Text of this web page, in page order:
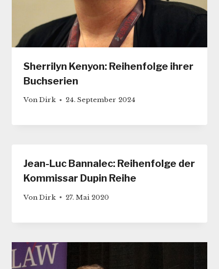
Sherrilyn Kenyon: Reihenfolge ihrer
Buchserien
VonDirk 24. September 2024
Jean-Luc Bannalec: Reihenfolge der
Kommissar Dupin Reihe
VonDirk 27. Mai 2020